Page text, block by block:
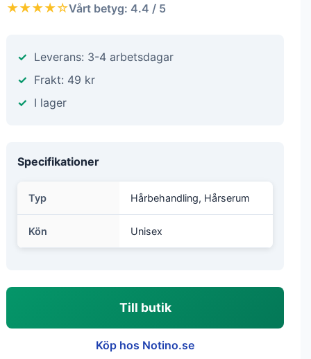
★★★★☆Vårt betyg: 4.4 / 5
Leverans: 3-4 arbetsdagar
Frakt: 49 kr
I lager
Specifikationer
Typ Hårbehandling, Hårserum
Kön Unisex
Till butik
Köp hos Notino.se